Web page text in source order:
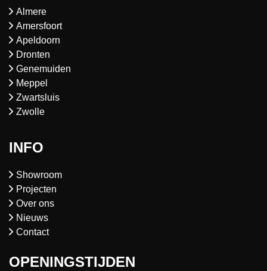
Almere
Amersfoort
Apeldoorn
Dronten
Genemuiden
Meppel
Zwartsluis
Zwolle
INFO
Showroom
Projecten
Over ons
Nieuws
Contact
OPENINGSTIJDEN